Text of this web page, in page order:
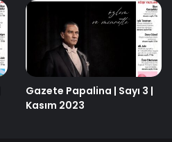
Gazete Papalina | Sayı 3 |
Kasım 2023